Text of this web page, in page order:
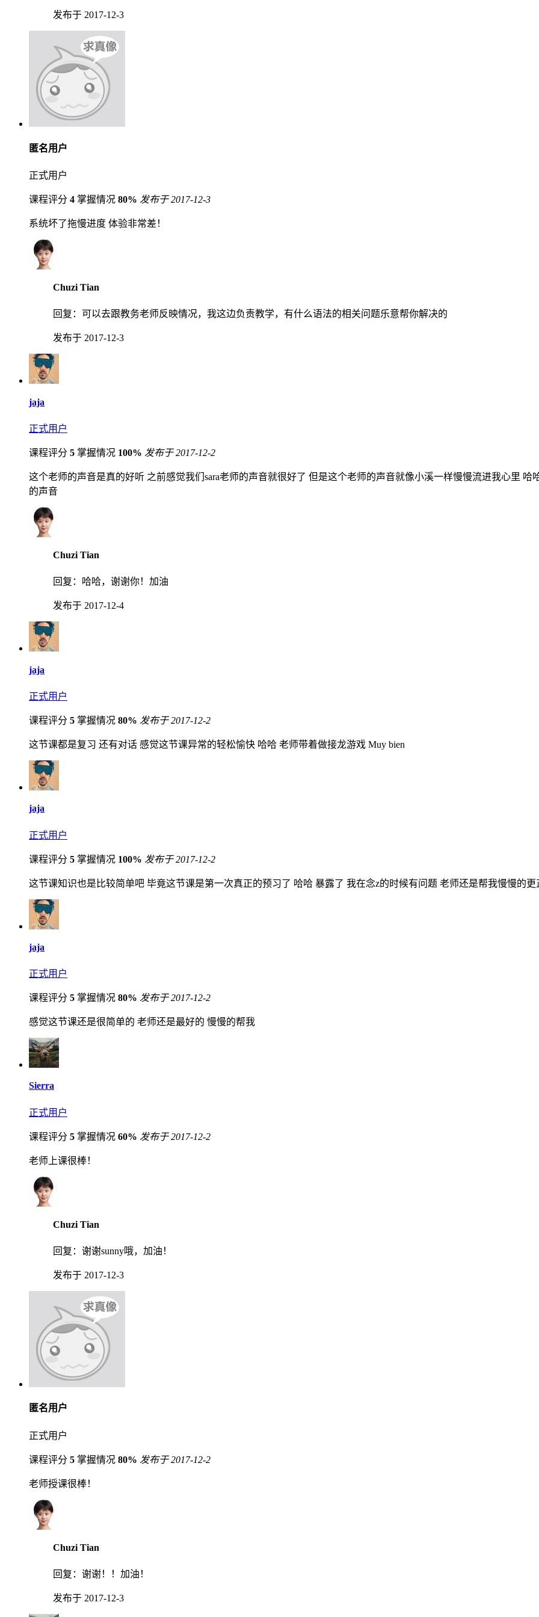
发布于 2017-12-3
匿名用户
正式用户
课程评分 4 掌握情况 80% 发布于 2017-12-3
系统坏了拖慢进度 体验非常差！
Chuzi Tian
回复： 可以去跟教务老师反映情况，我这边负责教学，有什么语法的相关问题乐意帮你解决的
发布于 2017-12-3
jaja
正式用户
课程评分 5 掌握情况 100% 发布于 2017-12-2
这个老师的声音是真的好听 之前感觉我们sara老师的声音就很好了 但是这个老师的声音就像小溪一样慢慢流进我心里
的声音
Chuzi Tian
回复： 哈哈，谢谢你！加油
发布于 2017-12-4
jaja
正式用户
课程评分 5 掌握情况 80% 发布于 2017-12-2
这节课都是复习 还有对话 感觉这节课异常的轻松愉快 哈哈 老师带着做接龙游戏 Muy bien
jaja
正式用户
课程评分 5 掌握情况 100% 发布于 2017-12-2
这节课知识也是比较简单吧 毕竟这节课是第一次真正的预习了 哈哈 暴露了 我在念z的时候有问题 老师还是帮我慢慢的
jaja
正式用户
课程评分 5 掌握情况 80% 发布于 2017-12-2
感觉这节课还是很简单的 老师还是最好的 慢慢的帮我
Sierra
正式用户
课程评分 5 掌握情况 60% 发布于 2017-12-2
老师上课很棒！
Chuzi Tian
回复： 谢谢sunny哦，加油！
发布于 2017-12-3
匿名用户
正式用户
课程评分 5 掌握情况 80% 发布于 2017-12-2
老师授课很棒！
Chuzi Tian
回复： 谢谢！！加油！
发布于 2017-12-3